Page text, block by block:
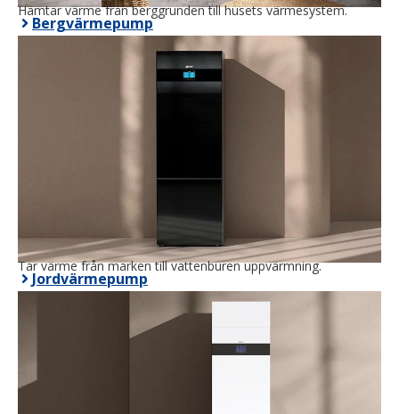
Hämtar värme från berggrunden till husets värmesystem.
Bergvärmepump
Tar värme från marken till vattenburen uppvärmning.
Jordvärmepump